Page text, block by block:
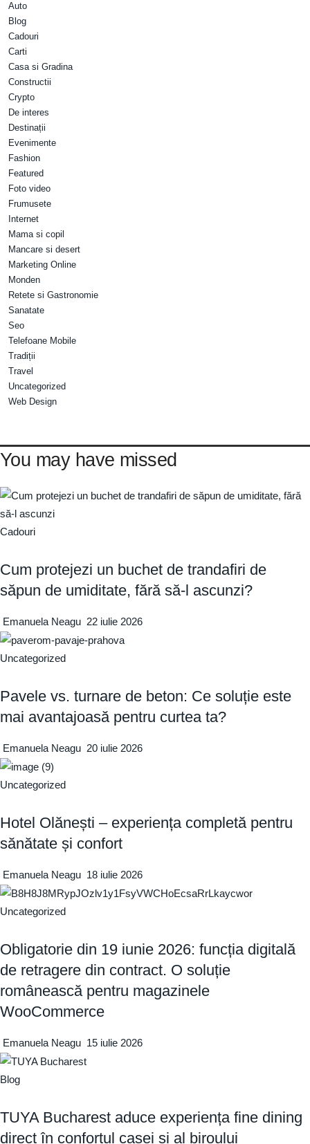
Auto
Blog
Cadouri
Carti
Casa si Gradina
Constructii
Crypto
De interes
Destinații
Evenimente
Fashion
Featured
Foto video
Frumusete
Internet
Mama si copil
Mancare si desert
Marketing Online
Monden
Retete si Gastronomie
Sanatate
Seo
Telefoane Mobile
Tradiții
Travel
Uncategorized
Web Design
You may have missed
Cadouri
Cum protejezi un buchet de trandafiri de
săpun de umiditate, fără să-l ascunzi?
Emanuela Neagu 22 iulie 2026
Uncategorized
Pavele vs. turnare de beton: Ce soluție este
mai avantajoasă pentru curtea ta?
Emanuela Neagu 20 iulie 2026
Uncategorized
Hotel Olănești – experiența completă pentru
sănătate și confort
Emanuela Neagu 18 iulie 2026
Uncategorized
Obligatorie din 19 iunie 2026: funcția digitală
de retragere din contract. O soluție
românească pentru magazinele
WooCommerce
Emanuela Neagu 15 iulie 2026
Blog
TUYA Bucharest aduce experiența fine dining
direct în confortul casei și al biroului